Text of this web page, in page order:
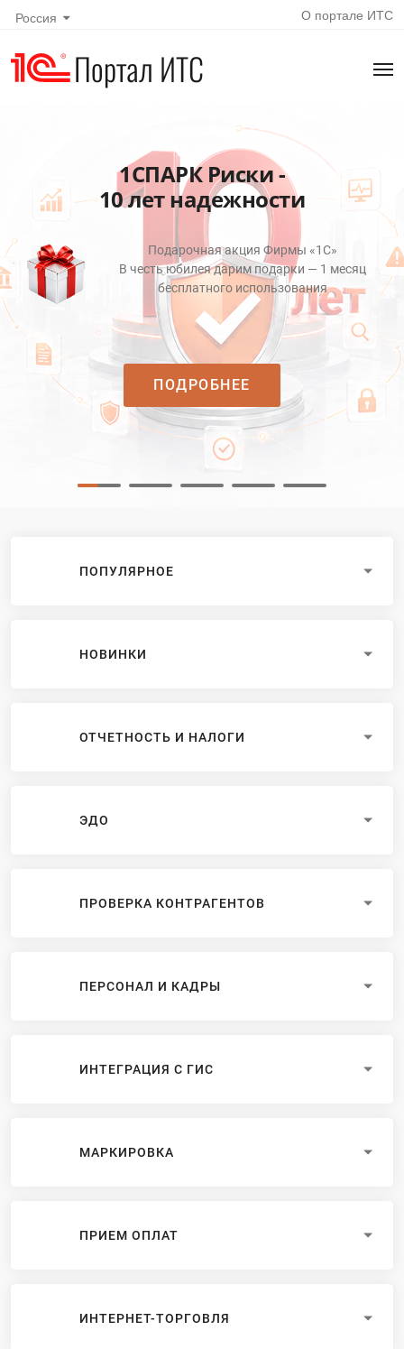
Россия О портале ИТС
Портал ИТС
1СПАРК Риски -
10 лет надежности
Подарочная акция Фирмы «1С»
В честь юбилея дарим подарки — 1 месяц
бесплатного использования
ПОДРОБНЕЕ
ПОПУЛЯРНОЕ
НОВИНКИ
ОТЧЕТНОСТЬ И НАЛОГИ
ЭДО
ПРОВЕРКА КОНТРАГЕНТОВ
ПЕРСОНАЛ И КАДРЫ
ИНТЕГРАЦИЯ С ГИС
МАРКИРОВКА
ПРИЕМ ОПЛАТ
ИНТЕРНЕТ-ТОРГОВЛЯ